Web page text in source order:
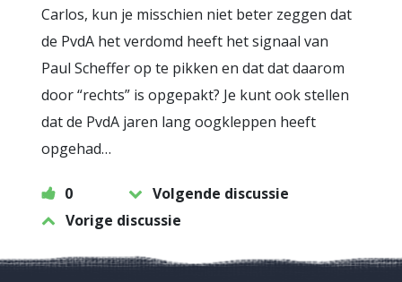
Carlos, kun je misschien niet beter zeggen dat
de PvdA het verdomd heeft het signaal van
Paul Scheffer op te pikken en dat dat daarom
door “rechts” is opgepakt? Je kunt ook stellen
dat de PvdA jaren lang oogkleppen heeft
opgehad…
0
Volgende discussie
Vorige discussie